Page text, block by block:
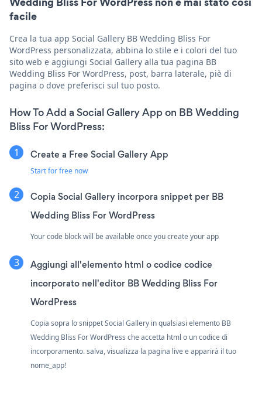
facile
Crea la tua app Social Gallery BB Wedding Bliss For
WordPress personalizzata, abbina lo stile e i colori del tuo
sito web e aggiungi Social Gallery alla tua pagina BB
Wedding Bliss For WordPress, post, barra laterale, piè di
pagina o dove preferisci sul tuo posto.
How To Add a Social Gallery App on BB Wedding
Bliss For WordPress:
Create a Free Social Gallery App
Start for free now
Copia Social Gallery incorpora snippet per BB
Wedding Bliss For WordPress
Your code block will be available once you create your app
Aggiungi all'elemento html o codice codice
incorporato nell'editor BB Wedding Bliss For
WordPress
Copia sopra lo snippet Social Gallery in qualsiasi elemento BB
Wedding Bliss For WordPress che accetta html o un codice di
incorporamento. salva, visualizza la pagina live e apparirà il tuo
nome_app!